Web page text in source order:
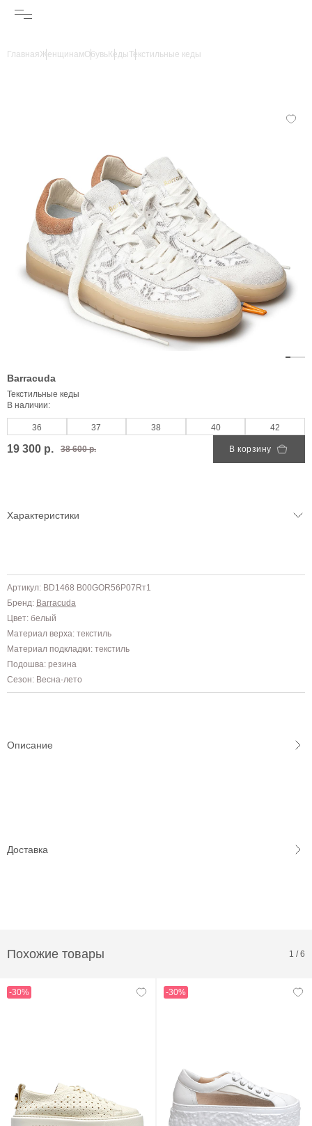
ГлавнаяЖенщинамОбувьКедыТекстильные кеды
Barracuda
Текстильные кеды
В наличии:
36 37 38 40 42
19 300 р. 38 600 р. В корзину
Характеристики
Артикул: BD1468 B00GOR56P07Rт1
Бренд: Barracuda
Цвет: белый
Материал верха: текстиль
Материал подкладки: текстиль
Подошва: резина
Сезон: Весна-лето
Описание
Доставка
Похожие товары 1 /6
-30% -30%